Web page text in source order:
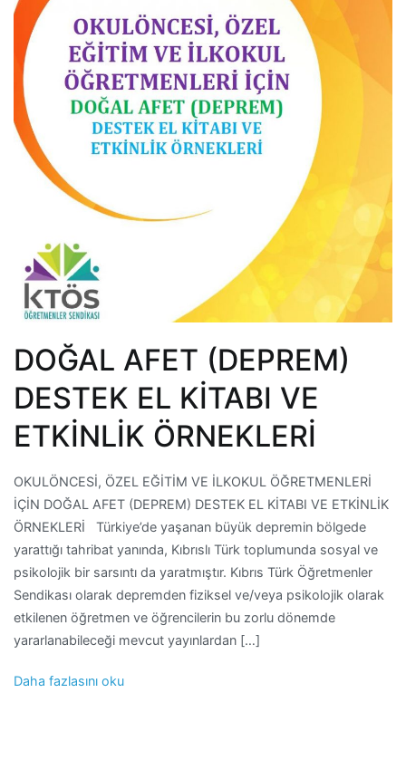
DOĞAL AFET (DEPREM)
DESTEK EL KİTABI VE
ETKİNLİK ÖRNEKLERİ
OKULÖNCESİ, ÖZEL EĞİTİM VE İLKOKUL ÖĞRETMENLERİ
İÇİN DOĞAL AFET (DEPREM) DESTEK EL KİTABI VE ETKİNLİK
ÖRNEKLERİ Türkiye’de yaşanan büyük depremin bölgede
yarattığı tahribat yanında, Kıbrıslı Türk toplumunda sosyal ve
psikolojik bir sarsıntı da yaratmıştır. Kıbrıs Türk Öğretmenler
Sendikası olarak depremden fiziksel ve/veya psikolojik olarak
etkilenen öğretmen ve öğrencilerin bu zorlu dönemde
yararlanabileceği mevcut yayınlardan […]
Daha fazlasını oku